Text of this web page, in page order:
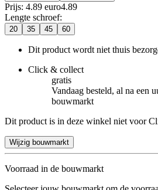
Prijs: 4.89 euro4.89
Lengte schroef:
20 35 45 60
Dit product wordt niet thuis
Click & collect
gratis
Vandaag besteld, al na een
bouwmarkt
Dit product is in deze winkel niet voor
Wijzig bouwmarkt
Voorraad in de bouwmarkt